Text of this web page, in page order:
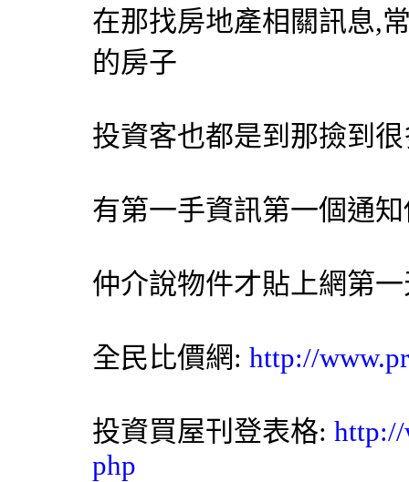
在那找房地產相關訊息,
的房子
投資客也都是到那撿到
有第一手資訊第一個通
仲介說物件才貼上網第
全民比價網: http://
投資買屋刊登表格: http://
php